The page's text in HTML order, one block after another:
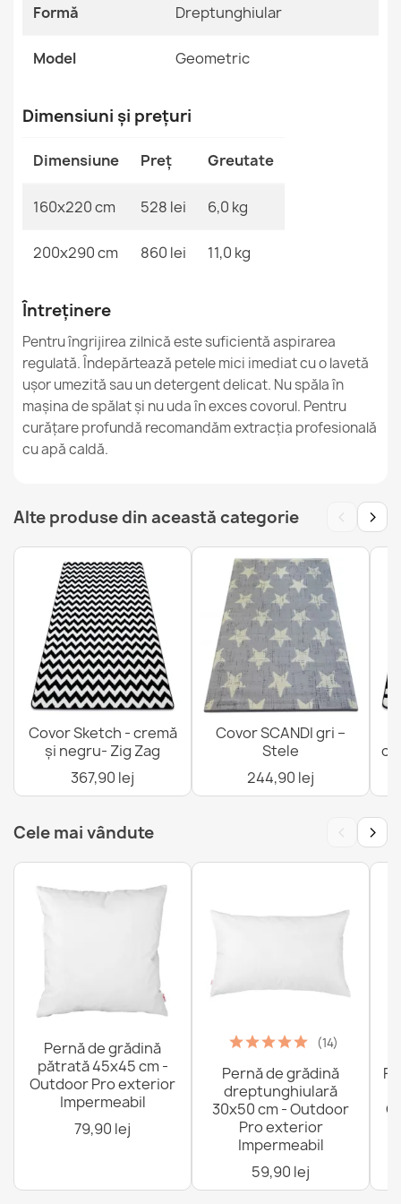
Covor BONO Cosmos crem
Covor FUSION alb geometric
527,90 lej
Covor FUSION 5706 Crem Bej Geometric
Covor ETON PLUS negru rotund
109,90 lej
Formă Dreptunghiular
Model Geometric
Dimensiuni și prețuri
Dimensiune Preț Greutate
160x220 cm 528 lei 6,0 kg
200x290 cm 860 lei 11,0 kg
Întreținere
Pentru îngrijirea zilnică este suficientă aspirarea
regulată. Îndepărtează petele mici imediat cu o lavetă
ușor umezită sau un detergent delicat. Nu spăla în
mașina de spălat și nu uda în exces covorul. Pentru
curățare profundă recomandăm extracția profesională
cu apă caldă.
Alte produse din această categorie ‹ ›
Covor Sketch - cremă
și negru- Zig Zag
367,90 lej
Covor SCANDI gri –
Stele
244,90 lej
Cele mai vândute ‹ ›
Pernă de grădină
pătrată 45x45 cm -
Outdoor Pro exterior
Impermeabil
79,90 lej
(14)
Pernă de grădină
dreptunghiulară
30x50 cm - Outdoor
Pro exterior
Impermeabil
59,90 lej